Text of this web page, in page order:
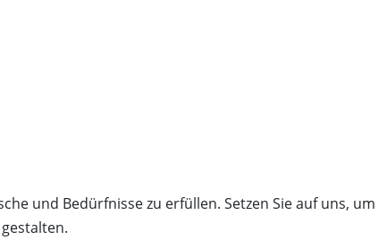
und Bedürfnisse zu erfüllen. Setzen Sie auf uns, um